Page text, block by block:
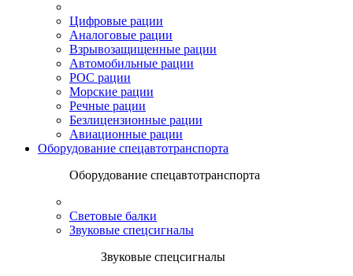
Цифровые рации
Аналоговые рации
Взрывозащищенные рации
Автомобильные рации
POC рации
Морские рации
Речные рации
Безлицензионные рации
Авиационные рации
Оборудование спецавтотранспорта
Оборудование спецавтотранспорта
Световые балки
Звуковые спецсигналы
Звуковые спецсигналы